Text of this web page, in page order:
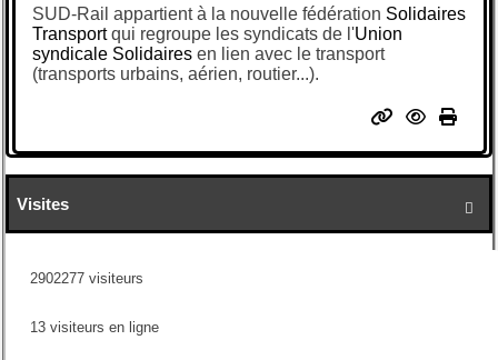

Visites
2902277 visiteurs
13 visiteurs en ligne
SUD-Rail appartient à la nouvelle fédération Solidaires
Transportqui regroupe les syndicats de l'Union
syndicale Solidairesen lien avec le transport
(transports urbains, aérien, routier...).